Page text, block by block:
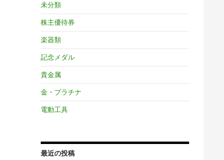
未分類
株主優待券
楽器類
記念メダル
貴金属
金・プラチナ
電動工具
最近の投稿